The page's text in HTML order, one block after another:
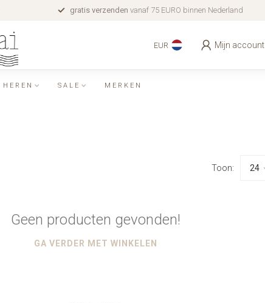
gratis verzenden vanaf 75 EURO binnen Nederland
EUR Mijn account
HEREN SALE MERKEN
Toon:
Geen producten gevonden!
GA VERDER MET WINKELEN